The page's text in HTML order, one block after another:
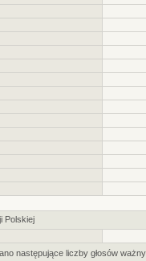
Polskiej
następujące liczby głosów